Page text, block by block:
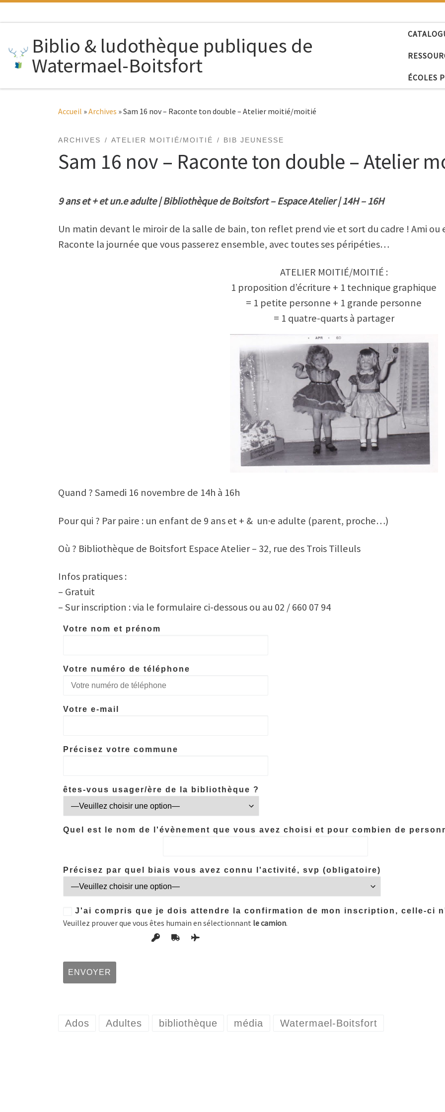
Biblio & ludothèque publiques de
Watermael-Boitsfort ÉCOLES
Accueil »Archives »Sam 16 nov – Raconte ton double – Atelier moitié/moitié
ARCHIVES ATELIER MOITIÉ/MOITIÉ BIB JEUNESSE
Sam 16 nov – Raconte ton double – Atelier
9 ans et + et un.e adulte | Bibliothèque de Boitsfort – Espace Atelier | 14H – 16H
Un matin devant le miroir de la salle de bain, ton reflet prend vie et sort du cadre ! Ami
Raconte la journée que vous passerez ensemble, avec toutes ses péripéties…
ATELIER MOITIÉ/MOITIÉ :
1 proposition d’écriture + 1 technique graphique
= 1 petite personne + 1 grande personne
= 1 quatre-quarts à partager
Quand ? Samedi 16 novembre de 14h à 16h
Pour qui ? Par paire : un enfant de 9 ans et + & un·e adulte (parent, proche…)
Où ? Bibliothèque de Boitsfort Espace Atelier – 32, rue des Trois Tilleuls
Infos pratiques :
– Gratuit
– Sur inscription : via le formulaire ci-dessous ou au 02 / 660 07 94
Votre nom et prénom
Votre numéro de téléphone
Votre e-mail
Précisez votre commune
êtes-vous usager/ère de la bibliothèque ?
Quel est le nom de l'évènement que vous avez choisi et pour combien de
Précisez par quel biais vous avez connu l'activité, svp (obligatoire)
J'ai compris que je dois attendre la confirmation de mon inscription, celle-ci
Veuillez prouver que vous êtes humain en sélectionnant le camion.
Ados Adultes bibliothèque média Watermael-Boitsfort